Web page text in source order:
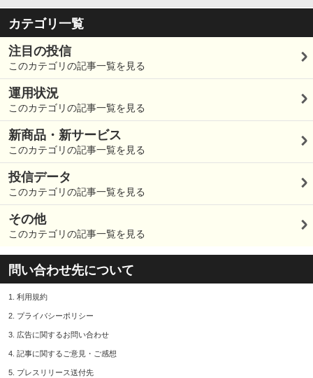
カテゴリ一覧
注目の投信
このカテゴリの記事一覧を見る
運用状況
このカテゴリの記事一覧を見る
新商品・新サービス
このカテゴリの記事一覧を見る
投信データ
このカテゴリの記事一覧を見る
その他
このカテゴリの記事一覧を見る
問い合わせ先について
1. 利用規約
2. プライバシーポリシー
3. 広告に関するお問い合わせ
4. 記事に関するご意見・ご感想
5. プレスリリース送付先